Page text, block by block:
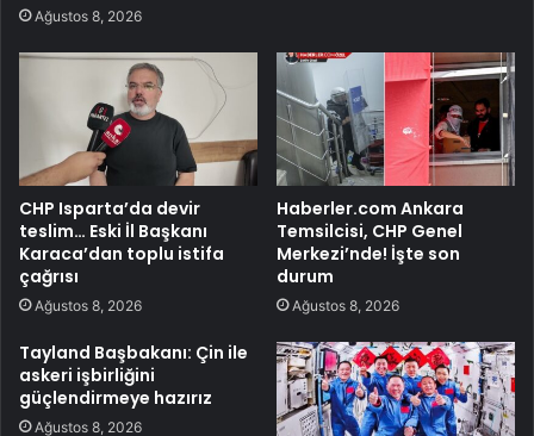
Ağustos 8, 2026
CHP Isparta’da devir
teslim… Eski İl Başkanı
Karaca’dan toplu istifa
çağrısı
Ağustos 8, 2026
Haberler.com Ankara
Temsilcisi, CHP Genel
Merkezi’nde! İşte son
durum
Ağustos 8, 2026
Tayland Başbakanı: Çin ile
askeri işbirliğini
güçlendirmeye hazırız
Ağustos 8, 2026